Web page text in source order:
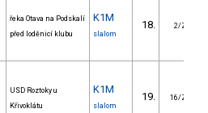
řeka Otava na Podskalí
před loděnicí klubu
K1M
slalom
18. 2/ZS
USD Roztoky u
Křivoklátu
K1M
slalom
19. 16/ZS